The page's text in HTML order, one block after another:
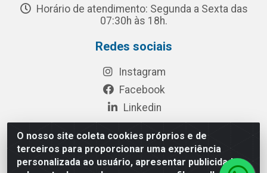
O nosso site coleta cookies próprios e de
terceiros para proporcionar uma experiência
personalizada ao usuário, apresentar publicidade
Horário de atendimento: Segunda a Sexta das
07:30h às 18h.
Redes sociais
Instagram
Facebook
Linkedin
Rua Chipuê, 117 - S. Miguel Paulista São Paulo/SP - CEP
08010-260- CNPJ: 03.010.739/0001-72